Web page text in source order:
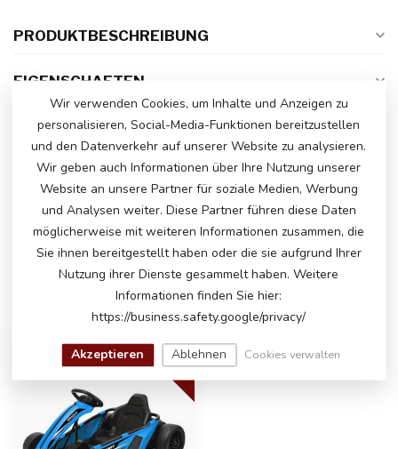
PRODUKTBESCHREIBUNG
EIGENSCHAFTEN
PRODUKT?
Bitte kontaktieren Sie unseren Kundenservice
überinfo@atoys.nloder+31 40 282 7447. Wir
helfen Ihnen gerne weiter!
ZULETZT ANGESEHEN
LITHIUM
Wir verwenden Cookies, um Inhalte und Anzeigen zu
personalisieren, Social-Media-Funktionen bereitzustellen
und den Datenverkehr auf unserer Website zu analysieren.
Wir geben auch Informationen über Ihre Nutzung unserer
Website an unsere Partner für soziale Medien, Werbung
und Analysen weiter. Diese Partner führen diese Daten
möglicherweise mit weiteren Informationen zusammen, die
Sie ihnen bereitgestellt haben oder die sie aufgrund Ihrer
Nutzung ihrer Dienste gesammelt haben. Weitere
Informationen finden Sie hier:
https://business.safety.google/privacy/
Akzeptieren Ablehnen Cookies verwalten